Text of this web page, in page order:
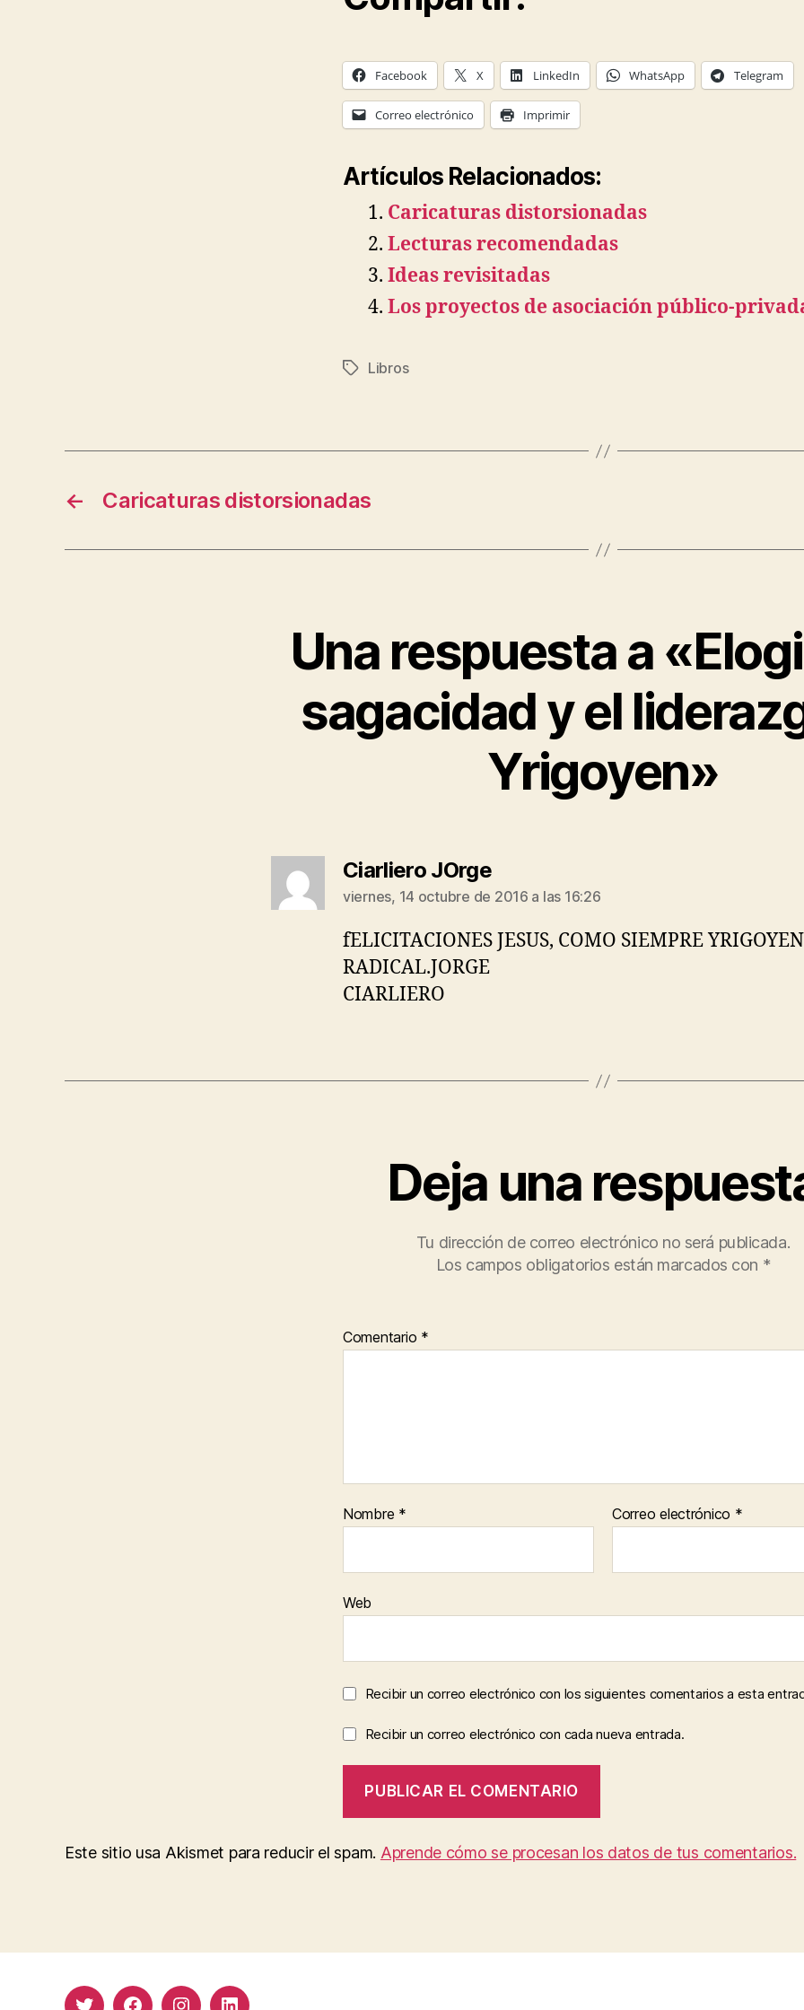
Facebook X LinkedIn WhatsApp Telegram
Correo electrónico Imprimir
Artículos Relacionados:
Caricaturas distorsionadas
Lecturas recomendadas
Ideas revisitadas
Los proyectos de asociación público-
Etiquetas
Libros
← Caricaturas distorsionadas
Una respuesta a
sagacidad y el
Yrigoyen»
Ciarliero JOrgedice:
viernes, 14 octubre de 2016 a las 16:26
fELICITACIONES JESUS, COMO SIEMPRE
RADICAL.JORGE
CIARLIERO
Deja una
Tu dirección de correo electrónico no será publicada.
Los campos obligatorios están marcados con *
Comentario *
Nombre * Correo electrónico *
Web
Recibir un correo electrónico con los siguientes comentarios a esta
Recibir un correo electrónico con cada nueva entrada.
Este sitio usa Akismet para reducir el spam. Aprende cómo se procesan los datos de tus comentarios.